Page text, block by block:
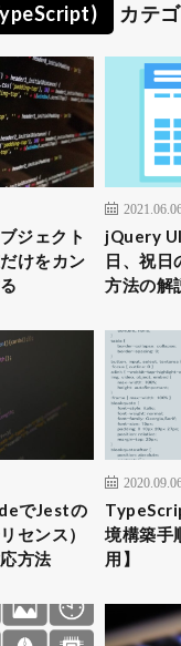
カテ
ジェクト
けをカン
jQuery
日、祝日
方法の解
でJestの
センス）
方法
境構築手
用】